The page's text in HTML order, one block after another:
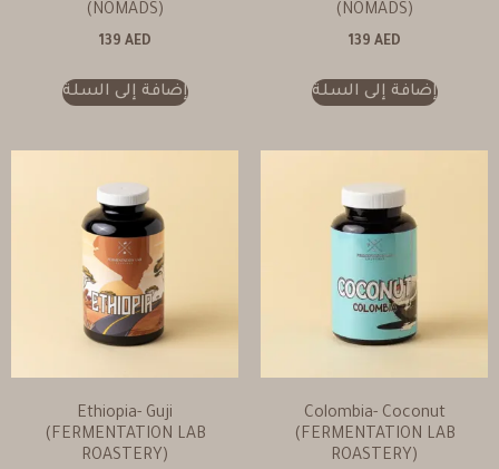
(NOMADS)
139 AED
إضافة إلى السلة
(NOMADS)
139 AED
إضافة إلى السلة
Colombia- Coconut
(FERMENTATION LAB
ROASTERY)
Ethiopia- Guji
(FERMENTATION LAB
ROASTERY)